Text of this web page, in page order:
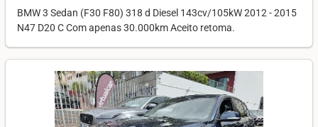
BMW 3 Sedan (F30 F80) 318 d Diesel 143cv/105kW 2012 - 2015
N47 D20 C Com apenas 30.000km Aceito retoma.